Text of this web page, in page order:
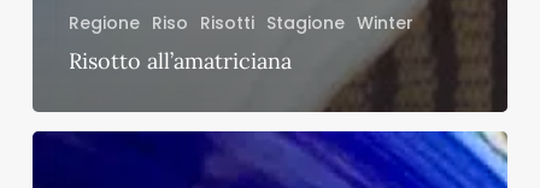
Regione Riso Risotti Stagione Winter
Risotto all’amatriciana